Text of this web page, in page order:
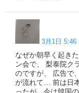
3月1日 5:46
なぜか朝早く起き
ン会で、 梨泰院ク
のですが、 広告で
が流れて… 前は日
ったが、今は韓国